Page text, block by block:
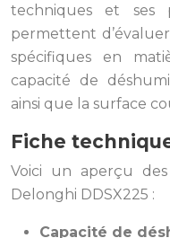
techniques et ses
permettent
spécifiques en
capacité de
ainsi que la surface
Fiche
Voici un aperçu
Delonghi DDSX225 :
Capacité de